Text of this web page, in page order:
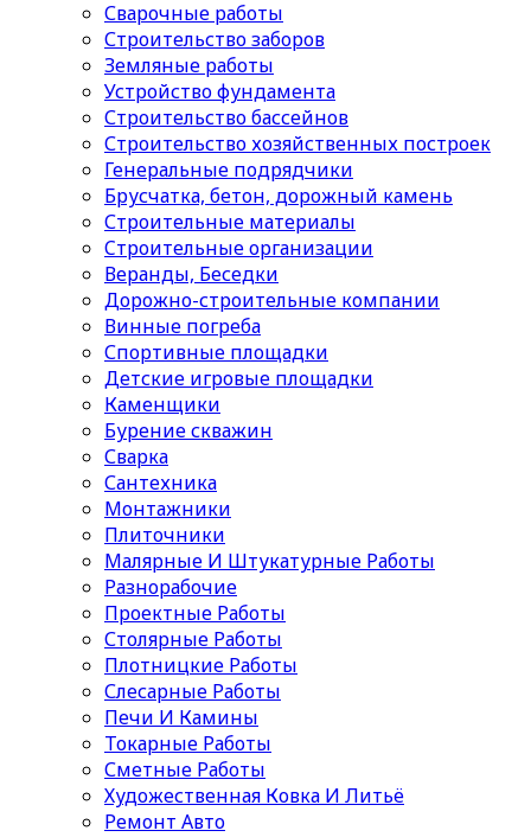
Сварочные работы
Строительство заборов
Земляные работы
Устройство фундамента
Строительство бассейнов
Строительство хозяйственных построек
Генеральные подрядчики
Брусчатка, бетон, дорожный камень
Строительные материалы
Cтроительные организации
Веранды, Беседки
Дорожно-строительные компании
Винные погреба
Спортивные площадки
Детские игровые площадки
Каменщики
Бурение скважин
Сварка
Сантехника
Монтажники
Плиточники
Малярные И Штукатурные Работы
Разнорабочие
Проектные Работы
Столярные Работы
Плотницкие Работы
Слесарные Работы
Печи И Камины
Токарные Работы
Сметные Работы
Художественная Ковка И Литьё
Ремонт Авто